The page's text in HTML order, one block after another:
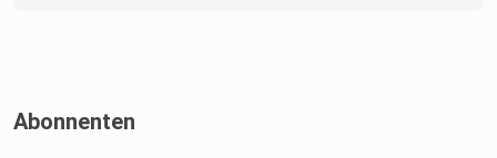
Abonnenten